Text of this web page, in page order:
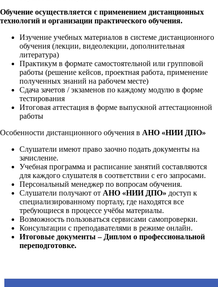
Обучение осуществляется с применением дистанционных
технологий и организации практического обучения.
Изучение учебных материалов в системе дистанционного
обучения (лекции, видеолекции, дополнительная
литература)
Практикум в формате самостоятельной или групповой
работы (решение кейсов, проектная работа, применение
полученных знаний на рабочем месте)
Сдача зачетов / экзаменов по каждому модулю в форме
тестирования
Итоговая аттестация в форме выпускной аттестационной
работы
Особенности дистанционного обучения в АНО «НИИ ДПО»
Слушатели имеют право заочно подать документы на
зачисление.
Учебная программа и расписание занятий составляются
для каждого слушателя в соответствии с его запросами.
Персональный менеджер по вопросам обучения.
Слушатели получают от АНО «НИИ ДПО» доступ к
специализированному порталу, где находятся все
требующиеся в процессе учёбы материалы.
Возможность пользоваться сервисами самопроверки.
Консультации с преподавателями в режиме онлайн.
Итоговые документы – Диплом о профессиональной
переподготовке.